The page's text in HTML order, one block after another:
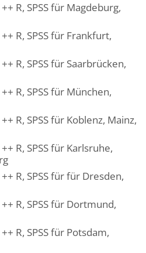
R, SPSS für Magdeburg,
R, SPSS für Frankfurt,
R, SPSS für Saarbrücken,
R, SPSS für München,
R, SPSS für Koblenz, Mainz,
R, SPSS für Karlsruhe,
R, SPSS für für Dresden,
R, SPSS für Dortmund,
R, SPSS für Potsdam,